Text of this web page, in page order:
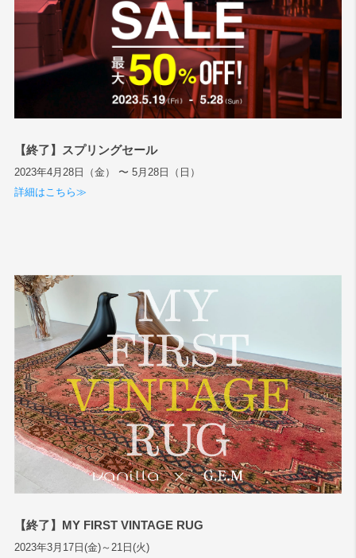
【終了】スプリングセール
2023年4月28日（金） 〜 5月28日（日）
詳細はこちら≫
【終了】MY FIRST VINTAGE RUG
2023年3月17日(金)～21日(火)